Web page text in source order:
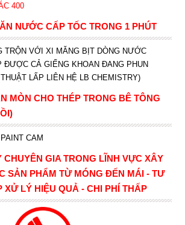
400
NƯỚC CẤP TỐC TRONG 1 PHÚT
TRỘN VỚI XI MĂNG BỊT DÒNG NƯỚC
ĐƯỢC CẢ GIẾNG KHOAN ĐANG PHUN
LẤP LIÊN HỆ LB CHEMISTRY)
MÒN CHO THÉP TRONG BÊ TÔNG
CAM
CHUYÊN GIA TRONG LĨNH VỰC XÂY
SẢN PHẨM TỪ MÓNG ĐẾN MÁI - TƯ
XỬ LÝ HIỆU QUẢ - CHI PHÍ THẤP